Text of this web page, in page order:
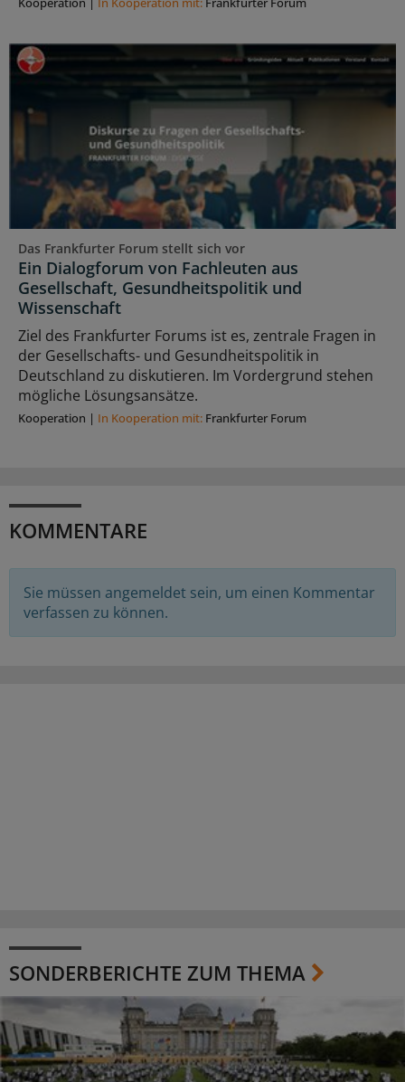
Das Frankfurter Forum stellt sich vor
Ein Dialogforum von Fachleuten aus
Gesellschaft, Gesundheitspolitik und
Wissenschaft
Ziel des Frankfurter Forums ist es, zentrale Fragen in
der Gesellschafts- und Gesundheitspolitik in
Deutschland zu diskutieren. Im Vordergrund stehen
mögliche Lösungsansätze.
Kooperation | In Kooperation mit: Frankfurter Forum
KOMMENTARE
Sie müssen angemeldet sein, um einen Kommentar
verfassen zu können.
SONDERBERICHTE ZUM THEMA